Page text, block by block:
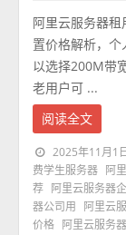
阿里云服务器
置价格解析，
以选择200M带
老用户可 ...
阅读全文
2025年11月1
费学生服务器
阿
荐
阿里云服务器
器公司用
阿里云
价格
阿里云服务